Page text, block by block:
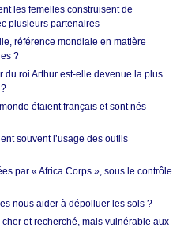
les femelles construisent de
plusieurs partenaires
référence mondiale en matière
?
roi Arthur est-elle devenue la plus
étaient français et sont nés
souvent l’usage des outils
par « Africa Corps », sous le contrôle
nous aider à dépolluer les sols ?
et recherché, mais vulnérable aux